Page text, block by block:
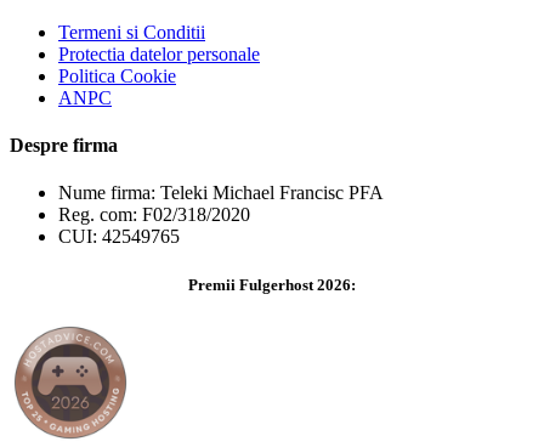
Termeni si Conditii
Protectia datelor personale
Politica Cookie
ANPC
Despre firma
Nume firma: Teleki Michael Francisc PFA
Reg. com: F02/318/2020
CUI: 42549765
Premii Fulgerhost 2026: